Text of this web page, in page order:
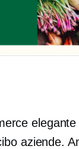
aziende.